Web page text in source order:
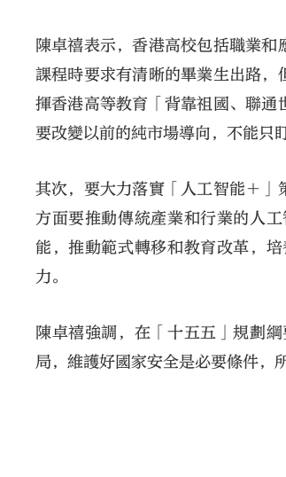
陳卓禧表示，香港高校包括職業
課程時要求有清晰的畢業生出路
揮香港高等教育「背靠祖國、聯
要改變以前的純市場導向，不能只
其次，要大力落實「人工智能＋
方面要推動傳統產業和行業的人
能，推動範式轉移和教育改革，
力。
陳卓禧強調，在「十五五」規劃
局，維護好國家安全是必要條件，